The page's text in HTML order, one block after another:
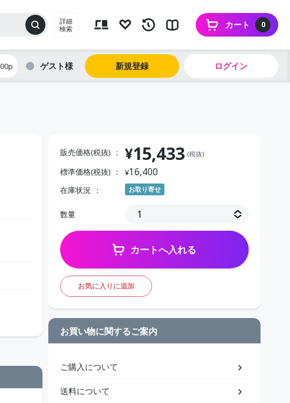
詳細
検索
0
カート
ゲスト 新規登録 ログイン
販売価格(税抜) ¥15,433 (税抜)
標準価格(税抜) ¥16,400
在庫状況 お取り寄せ
数量
カートへ入れる
お気に入りに追加
お買い物に関するご案内
ご購入について
送料について